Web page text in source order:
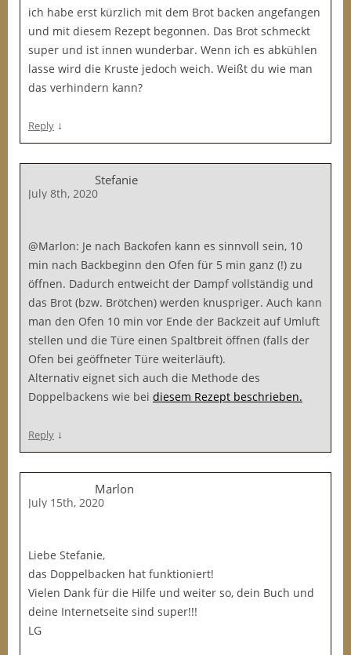
ich habe erst kürzlich mit dem Brot backen angefangen
und mit diesem Rezept begonnen. Das Brot schmeckt
super und ist innen wunderbar. Wenn ich es abkühlen
lasse wird die Kruste jedoch weich. Weißt du wie man
das verhindern kann?
Reply ↓
Stefanie
July 8th, 2020
@Marlon: Je nach Backofen kann es sinnvoll sein, 10
min nach Backbeginn den Ofen für 5 min ganz (!) zu
öffnen. Dadurch entweicht der Dampf vollständig und
das Brot (bzw. Brötchen) werden knuspriger. Auch kann
man den Ofen 10 min vor Ende der Backzeit auf Umluft
stellen und die Türe einen Spaltbreit öffnen (falls der
Ofen bei geöffneter Türe weiterläuft).
Alternativ eignet sich auch die Methode des
Doppelbackens wie bei diesem Rezept beschrieben.
Reply ↓
Marlon
July 15th, 2020
Liebe Stefanie,
das Doppelbacken hat funktioniert!
Vielen Dank für die Hilfe und weiter so, dein Buch und
deine Internetseite sind super!!!
LG